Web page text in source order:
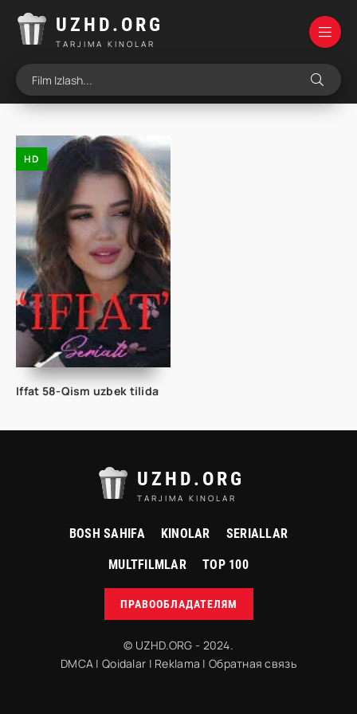
UZHD.ORG
TARJIMA KINOLAR
HD
Iffat 58-Qism uzbek tilida
UZHD.ORG
TARJIMA KINOLAR
BOSH SAHIFA KINOLAR SERIALLAR
MULTFILMLAR TOP 100
ПРАВООБЛАДАТЕЛЯМ
© UZHD.ORG - 2024.
DMCA |Qoidalar | Reklama | Обратная связь